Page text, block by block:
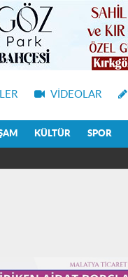
VIDEOLAR
KÜLTÜR SPOR